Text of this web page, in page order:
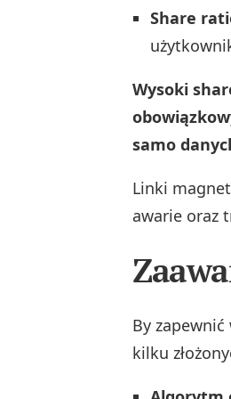
Share
Wysoki
samo
Linki
awarie oraz
By
kilku